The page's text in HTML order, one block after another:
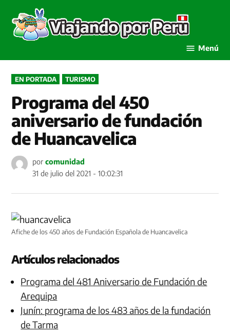
contenido
por
Menú
PUBLICADO
EN
EN PORTADA TURISMO
Programa del 450
aniversario de fundación
de Huancavelica
por comunidad
31 de julio del 2021 - 10:02:31
Afiche de los 450 años de Fundación Española de Huancavelica
Artículos relacionados
Programa del 481 Aniversario de Fundación de
Arequipa
Junín: programa de los 483 años de la fundación
de Tarma